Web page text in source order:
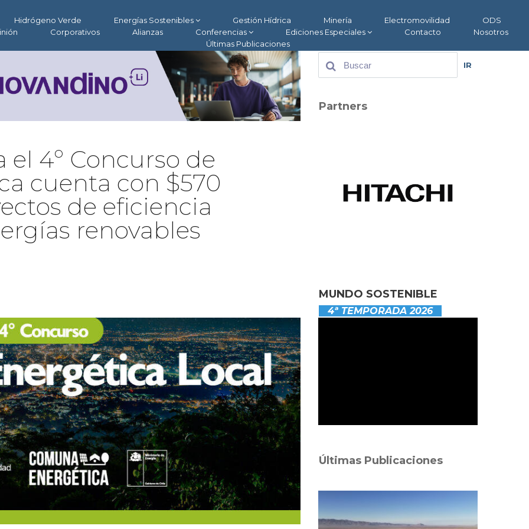
Hidrógeno Verde Energías Sostenibles Gestión Hídrica Minería Electromovilidad
ODS
Corporativos Alianzas Conferencias Ediciones Especiales Contacto
Nosotros
Últimas Publicaciones
4º Concurso de
cuenta con $570
de eficiencia
renovables
IR
Partners
MUNDO SOSTENIBLE
4ª TEMPORADA 2026
Últimas Publicaciones